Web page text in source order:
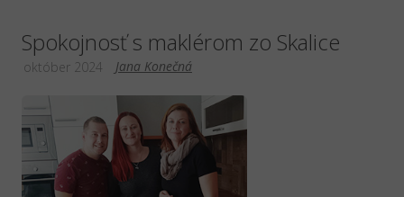
Spokojnosť s maklérom zo Skalice
Jana Konečná
október 2024